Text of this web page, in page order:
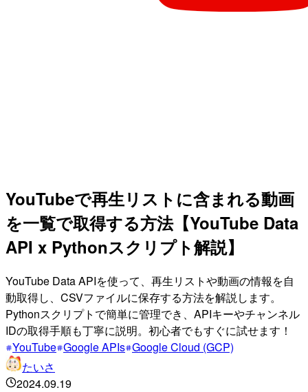
YouTubeで再生リストに含まれる動画
を一覧で取得する方法【YouTube Data
API x Pythonスクリプト解説】
YouTube Data APIを使って、再生リストや動画の情報を自
動取得し、CSVファイルに保存する方法を解説します。
Pythonスクリプトで簡単に管理でき、APIキーやチャンネル
IDの取得手順も丁寧に説明。初心者でもすぐに試せます！
YouTube Google APIs Google Cloud (GCP)
たいさ
2024.09.19